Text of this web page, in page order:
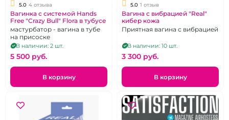
5.0 4 отзыва
Вагинка с системой Hands
Free "Crazy Bull" Flora в тубусе
мастурбатор - вагина в тубе
на присоске
В наличии: 2 шт.
5 500 pуб.
В корзину
5.0 1 отзыв
Вагина с вибрацией "Real"
кибер кожа
Приятная вагина с вибрацией
В наличии: 10 шт.
3 300 pуб.
В корзину